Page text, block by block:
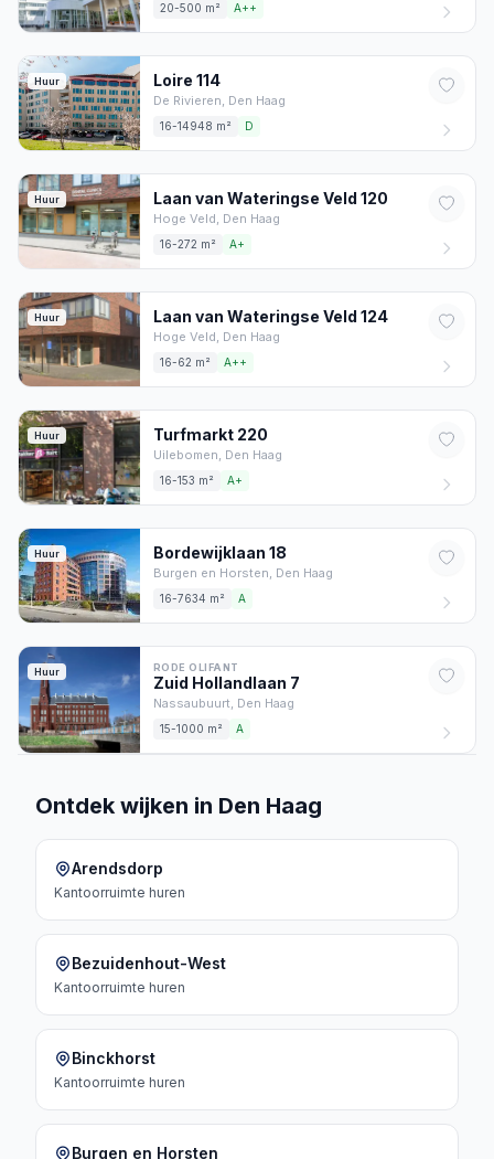
20-500 m² A++
Huur Loire 114
De Rivieren, Den Haag
16-14948 m² D
Huur Laan van Wateringse Veld 120
Hoge Veld, Den Haag
16-272 m² A+
Huur Laan van Wateringse Veld 124
Hoge Veld, Den Haag
16-62 m² A++
Huur Turfmarkt 220
Uilebomen, Den Haag
16-153 m² A+
Huur Bordewijklaan 18
Burgen en Horsten, Den Haag
16-7634 m² A
Huur RODE OLIFANT
Zuid Hollandlaan 7
Nassaubuurt, Den Haag
15-1000 m² A
Ontdek wijken in Den Haag
Arendsdorp
Kantoorruimte huren
Bezuidenhout-West
Kantoorruimte huren
Binckhorst
Kantoorruimte huren
Burgen en Horsten